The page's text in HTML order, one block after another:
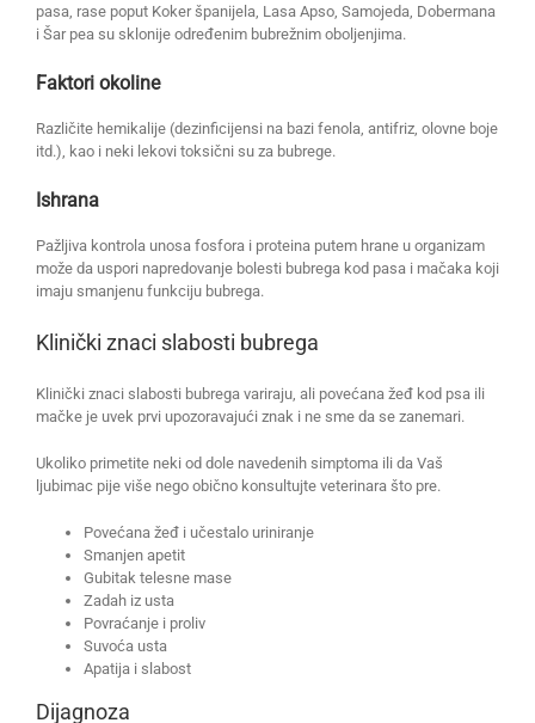
pasa, rase poput Koker španijela, Lasa Apso, Samojeda, Dobermana
i Šar pea su sklonije određenim bubrežnim oboljenjima.
Faktori okoline
Različite hemikalije (dezinficijensi na bazi fenola, antifriz, olovne boje
itd.), kao i neki lekovi toksični su za bubrege.
Ishrana
Pažljiva kontrola unosa fosfora i proteina putem hrane u organizam
može da uspori napredovanje bolesti bubrega kod pasa i mačaka koji
imaju smanjenu funkciju bubrega.
Klinički znaci slabosti bubrega
Klinički znaci slabosti bubrega variraju, ali povećana žeđ kod psa ili
mačke je uvek prvi upozoravajući znak i ne sme da se zanemari.
Ukoliko primetite neki od dole navedenih simptoma ili da Vaš
ljubimac pije više nego obično konsultujte veterinara što pre.
Povećana žeđ i učestalo uriniranje
Smanjen apetit
Gubitak telesne mase
Zadah iz usta
Povraćanje i proliv
Suvoća usta
Apatija i slabost
Dijagnoza